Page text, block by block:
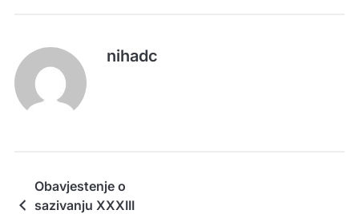
nihadc
Obavjestenje o
sazivanju XXXIII